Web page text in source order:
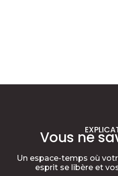
Vous ne
Un espace-temps où
esprit se libère et